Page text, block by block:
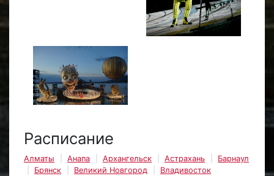
Расписание
Алматы Анапа Архангельск Астрахань
Барнаул
Брянск
Великий Новгород
Владивосток